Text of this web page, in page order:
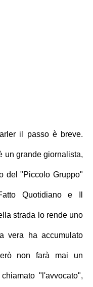
il passo è breve.
un grande giornalista,
del "Piccolo Gruppo"
Quotidiano e Il
strada lo rende uno
vera ha accumulato
non farà mai un
"l'avvocato",